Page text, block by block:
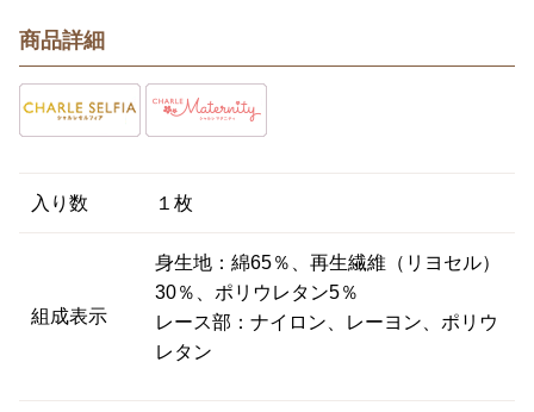
商品詳細
入り数 １枚
組成表示
身生地：綿65％、再生繊維（リヨセル）
30％、ポリウレタン5％
レース部：ナイロン、レーヨン、ポリウ
レタン